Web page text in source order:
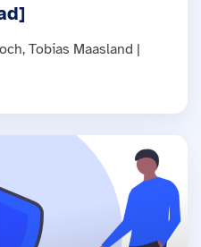
Tobias Maasland |